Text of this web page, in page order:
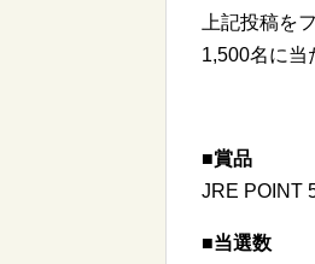
上記投稿を
1,500名に当
■賞品
JRE POINT
■当選数